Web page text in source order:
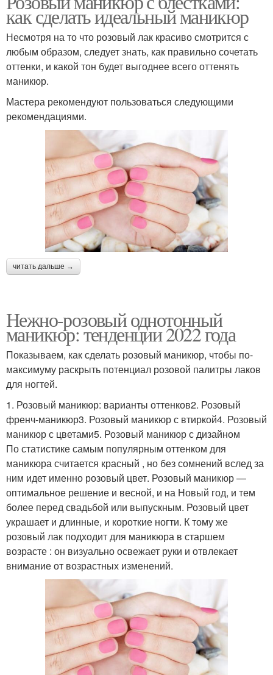
как сделать идеальный маникюр
Несмотря на то что розовый лак красиво смотрится с
любым образом, следует знать, как правильно сочетать
оттенки, и какой тон будет выгоднее всего оттенять
маникюр.
Мастера рекомендуют пользоваться следующими
рекомендациями.
читать дальше →
Нежно-розовый однотонный
маникюр: тенденции 2022 года
Показываем, как сделать розовый маникюр, чтобы по-
максимуму раскрыть потенциал розовой палитры лаков
для ногтей.
1. Розовый маникюр: варианты оттенков2. Розовый
френч-маникюр3. Розовый маникюр с втиркой4. Розовый
маникюр с цветами5. Розовый маникюр с дизайном
По статистике самым популярным оттенком для
маникюра считается красный , но без сомнений вслед за
ним идет именно розовый цвет. Розовый маникюр —
оптимальное решение и весной, и на Новый год, и тем
более перед свадьбой или выпускным. Розовый цвет
украшает и длинные, и короткие ногти. К тому же
розовый лак подходит для маникюра в старшем
возрасте : он визуально освежает руки и отвлекает
внимание от возрастных изменений.